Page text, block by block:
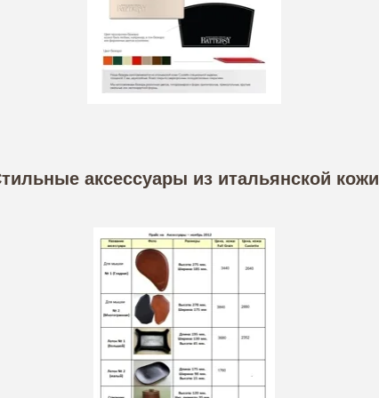
аксессуары из итальянской кожи